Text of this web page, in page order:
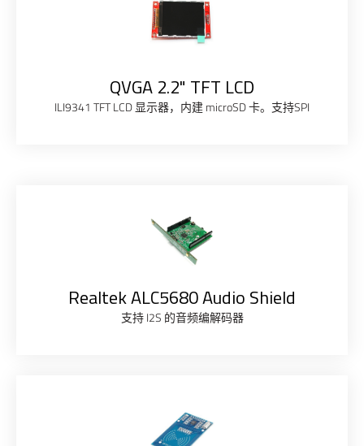
QVGA 2.2" TFT LCD
ILI9341 TFT LCD 显示器，内建 microSD 卡。支持SPI
Realtek ALC5680 Audio Shield
支持 I2S 的音频编解码器